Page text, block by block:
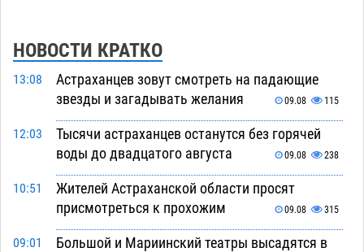
НОВОСТИ КРАТКО
13:08
Астраханцев зовут смотреть на падающие
звезды и загадывать желания
09.08 115
12:03
Тысячи астраханцев останутся без горячей
воды до двадцатого августа
09.08 238
10:51
Жителей Астраханской области просят
присмотреться к прохожим
09.08 315
09:01
Большой и Мариинский театры высадятся в